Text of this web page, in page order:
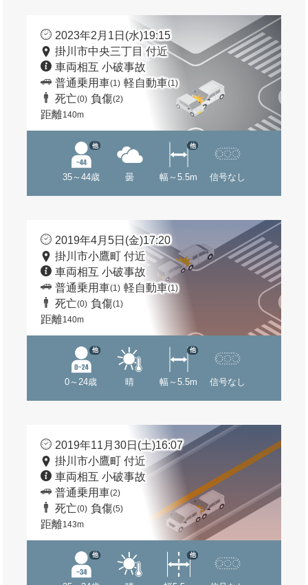
2023年2月1日(水)19:15
掛川市中央三丁目 付近
車両相互 小破事故
普通乗用車(1) 軽自動車(1)
死亡(0) 負傷(2)
距離140m
35～44歳
他
曇 幅～5.5m
他
信号なし
2019年4月5日(金)17:20
掛川市小鷹町 付近
車両相互 小破事故
普通乗用車(1) 軽自動車(1)
死亡(0) 負傷(1)
距離140m
0～24歳
他
晴 幅～5.5m
他
信号なし
2019年11月30日(土)16:07
掛川市小鷹町 付近
車両相互 小破事故
普通乗用車(2)
死亡(0) 負傷(5)
距離143m
他 他